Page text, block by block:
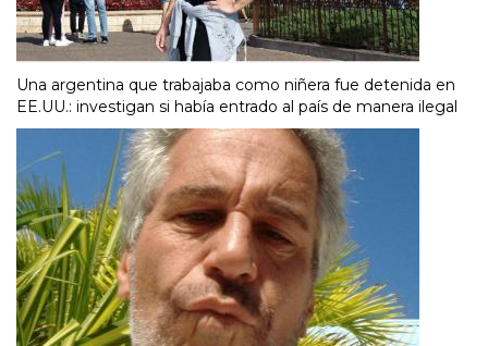
Una argentina que trabajaba como niñera fue detenida en
EE.UU.: investigan si había entrado al país de manera ilegal